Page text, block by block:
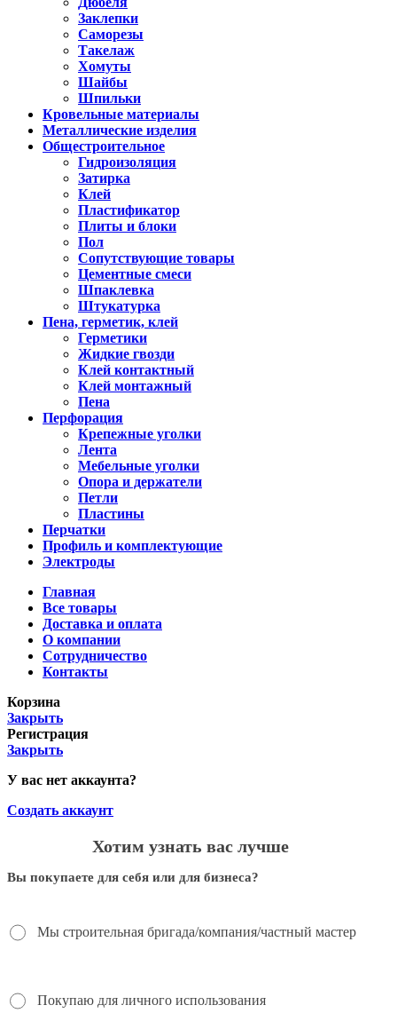
Заклепки
Саморезы
Такелаж
Хомуты
Шайбы
Шпильки
Кровельные материалы
Металлические изделия
Общестроительное
Гидроизоляция
Затирка
Клей
Пластификатор
Плиты и блоки
Пол
Сопутствующие товары
Цементные смеси
Шпаклевка
Штукатурка
Пена, герметик, клей
Герметики
Жидкие гвозди
Клей контактный
Клей монтажный
Пена
Перфорация
Крепежные уголки
Лента
Мебельные уголки
Опора и держатели
Петли
Пластины
Перчатки
Профиль и комплектующие
Электроды
Главная
Все товары
Доставка и оплата
О компании
Сотрудничество
Контакты
Корзина
Закрыть
Регистрация
Закрыть
У вас нет аккаунта?
Создать аккаунт
Хотим узнать вас лучше
Вы покупаете для себя или для бизнеса?
Мы строительная бригада/компания/частный мастер
Покупаю для личного использования